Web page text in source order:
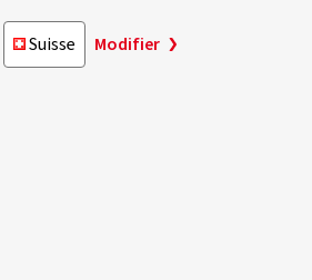
Suisse Modifier